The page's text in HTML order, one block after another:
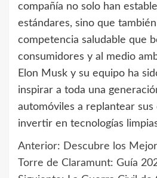
compañía no solo han
estándares, sino que
competencia saludable que
consumidores y al medio
Elon Musk y su equipo ha
inspirar a toda una
automóviles a replantear sus
invertir en tecnologías
Navegación
Anterior: Descubre los
Torre de Claramunt: Guía